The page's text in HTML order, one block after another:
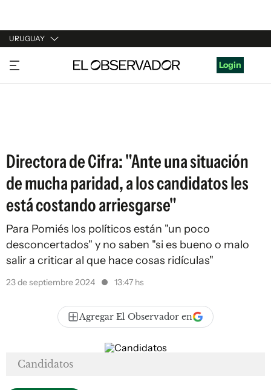
URUGUAY
URUGUAY
ARGENTINA
Login
Directora de Cifra: "Ante una situación
de mucha paridad, a los candidatos les
está costando arriesgarse"
Para Pomiés los políticos están "un poco
desconcertados" y no saben "si es bueno o malo
salir a criticar al que hace cosas ridículas"
23 de septiembre 2024 13:47 hs
Agregar El Observador en
Candidatos